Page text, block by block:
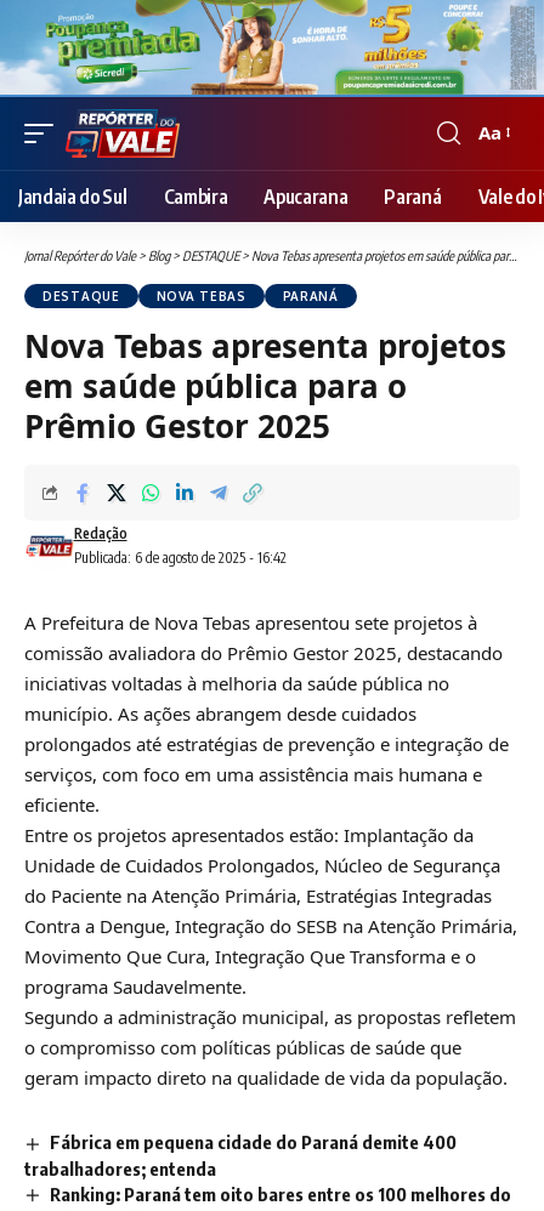
Font
Resizer
Aa
Jandaia do Sul Cambira Apucarana Paraná Vale do
Jornal Repórter do Vale> Blog> DESTAQUE> Nova Tebas apresenta projetos em saúde pública para o Prêmio Gestor 2025
DESTAQUE NOVA TEBAS PARANÁ
Nova Tebas apresenta projetos
em saúde pública para o
Prêmio Gestor 2025
Publicada: 6 de agosto de 2025 - 16:42
Redação
A Prefeitura de Nova Tebas apresentou sete projetos à
comissão avaliadora do Prêmio Gestor 2025, destacando
iniciativas voltadas à melhoria da saúde pública no
município. As ações abrangem desde cuidados
prolongados até estratégias de prevenção e integração de
serviços, com foco em uma assistência mais humana e
eficiente.
Entre os projetos apresentados estão: Implantação da
Unidade de Cuidados Prolongados, Núcleo de Segurança
do Paciente na Atenção Primária, Estratégias Integradas
Contra a Dengue, Integração do SESB na Atenção Primária,
Movimento Que Cura, Integração Que Transforma e o
programa Saudavelmente.
Segundo a administração municipal, as propostas refletem
o compromisso com políticas públicas de saúde que
geram impacto direto na qualidade de vida da população.
Fábrica em pequena cidade do Paraná demite 400
trabalhadores; entenda
Ranking: Paraná tem oito bares entre os 100 melhores do